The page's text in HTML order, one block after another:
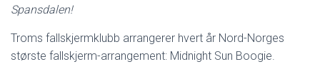
Spansdalen!
Troms fallskjermklubb arrangerer hvert år Nord-Norges
største fallskjerm-arrangement: Midnight Sun Boogie.